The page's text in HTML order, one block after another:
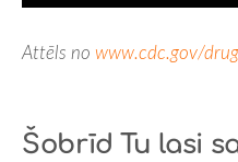
Attēls no www.cdc.gov/
Šobrīd Tu lasi